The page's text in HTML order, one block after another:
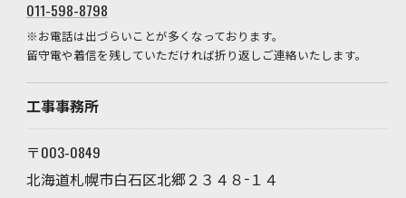
011-598-8798
※お電話は出づらいことが多くなっております。
留守電や着信を残していただければ折り返しご連絡いたします。
工事事務所
〒003-0849
北海道札幌市白石区北郷２３４８−１４